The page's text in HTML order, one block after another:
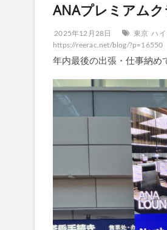
ANAプレミアム
2025年12月28日 東京 ハ
https://reerac.net/blog/?p=16550
年内最後の出張・仕事納め